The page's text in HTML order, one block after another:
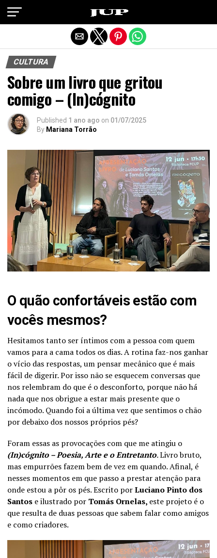
CULTURA
Sobre um livro que gritou
comigo – (In)cógnito
Published 1 ano ago on 01/07/2025
By Mariana Torrão
O quão confortáveis estão com
vocês mesmos?
Hesitamos tanto ser íntimos com a pessoa com quem
vamos para a cama todos os dias. A rotina faz-nos ganhar
o vício das respostas, um pensar mecânico que é mais
fácil de digerir. Por isso não se esquecem conversas que
nos relembram do que é o desconforto, porque não há
nada que nos obrigue a estar mais presente que o
incómodo. Quando foi a última vez que sentimos o chão
por debaixo dos nossos próprios pés?
Foram essas as provocações com que me atingiu o
(In)cógnito – Poesia, Arte e o Entretanto.Livro bruto,
mas empurrões fazem bem de vez em quando. Afinal, é
nesses momentos em que passo a prestar atenção para
onde estou a pôr os pés. Escrito porLuciano Pinto dos
Santos e ilustrado por Tomás Ornelas, este projeto é o
que resulta de duas pessoas que sabem falar como amigos
e como criadores.
Exit mobile version